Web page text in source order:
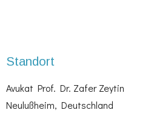
Standort
Avukat Prof. Dr. Zafer Zeytin
Neulußheim, Deutschland